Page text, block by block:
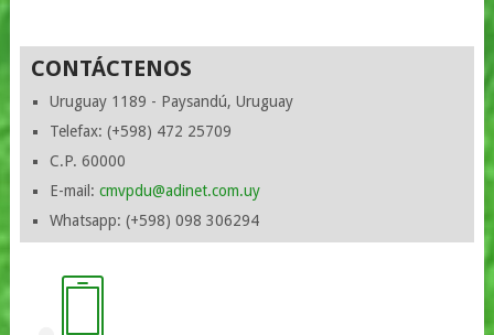
CONTÁCTENOS
Uruguay 1189 - Paysandú, Uruguay
Telefax: (+598) 472 25709
C.P. 60000
E-mail: cmvpdu@adinet.com.uy
Whatsapp: (+598) 098 306294